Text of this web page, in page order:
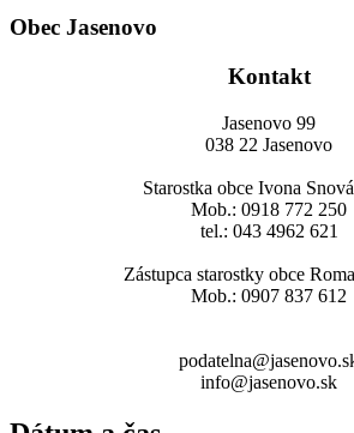
Obec Jasenovo
Kontakt
Jasenovo 99
038 22 Jasenovo
Starostka obce Ivona
Mob.: 0918 772 250
tel.: 043 4962 621
Zástupca starostky obce
Mob.: 0907 837 612
info@jasenovo.sk